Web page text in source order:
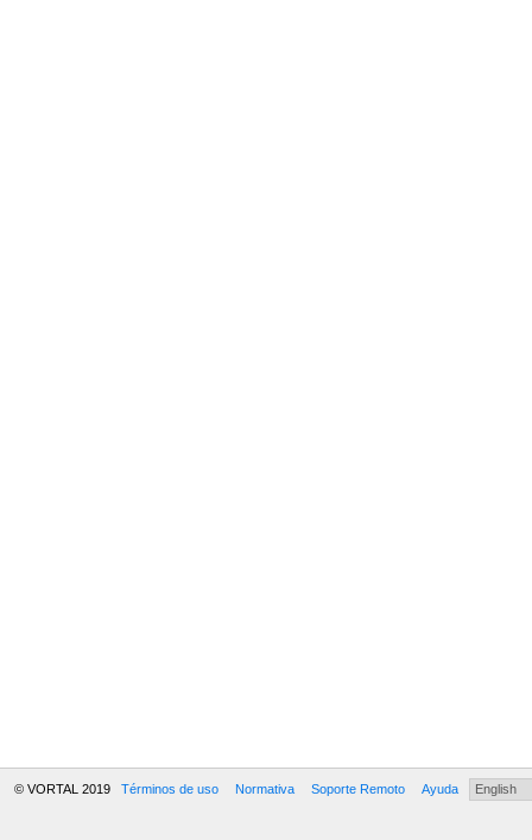
© VORTAL 2019 Términos de uso Normativa Soporte Remoto Ayuda